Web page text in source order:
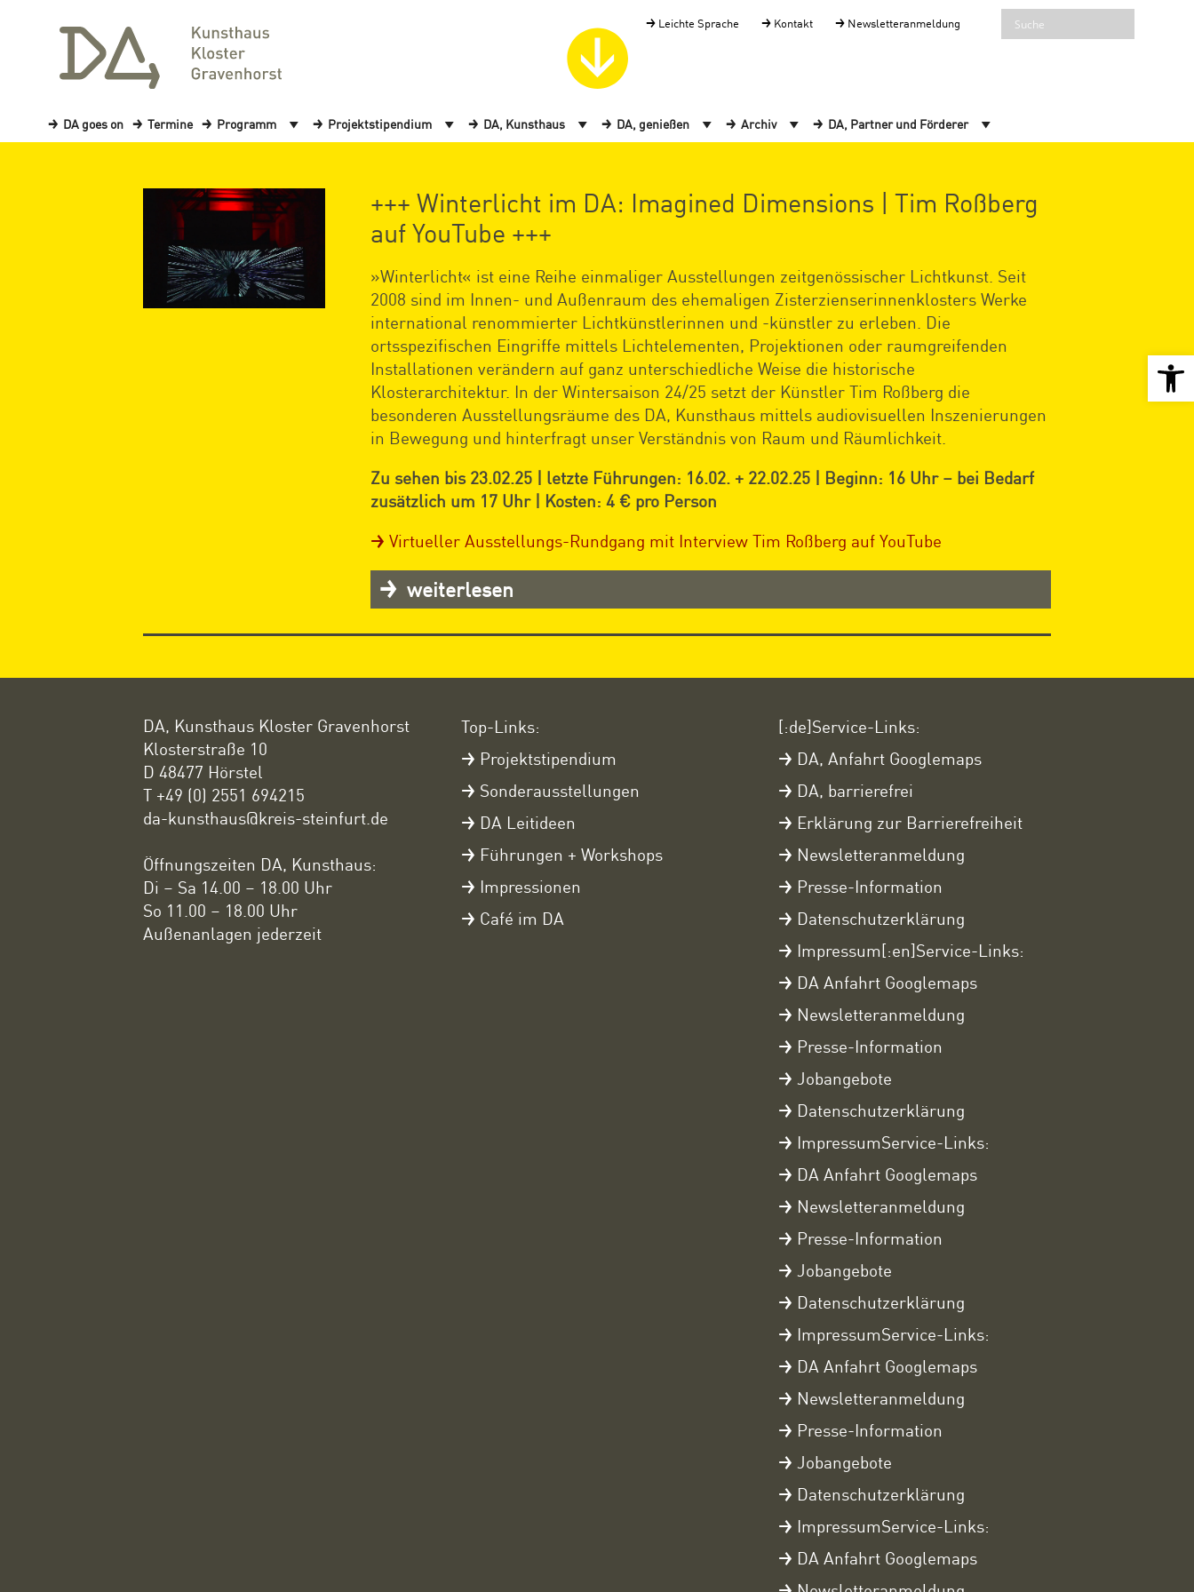
Leichte Sprache Kontakt Newsletteranmeldung
DA goes on Termine Programm Projektstipendium DA, Kunsthaus DA, genießen Archiv DA, Partner und Förderer
+++ Winterlicht im DA: Imagined Dimensions | Tim Roßberg
auf YouTube +++
»Winterlicht« ist eine Reihe einmaliger Ausstellungen zeitgenössischer Lichtkunst. Seit
2008 sind im Innen- und Außenraum des ehemaligen Zisterzienserinnenklosters Werke
international renommierter Lichtkünstlerinnen und -künstler zu erleben. Die
ortsspezifischen Eingriffe mittels Lichtelementen, Projektionen oder raumgreifenden
Installationen verändern auf ganz unterschiedliche Weise die historische
Klosterarchitektur. In der Wintersaison 24/25 setzt der Künstler Tim Roßberg die
besonderen Ausstellungsräume des DA, Kunsthaus mittels audiovisuellen Inszenierungen
in Bewegung und hinterfragt unser Verständnis von Raum und Räumlichkeit.
Zu sehen bis 23.02.25 | letzte Führungen: 16.02. + 22.02.25 | Beginn: 16 Uhr – bei Bedarf
zusätzlich um 17 Uhr | Kosten: 4 € pro Person
Virtueller Ausstellungs-Rundgang mit Interview Tim Roßberg auf YouTube
weiterlesen
DA, Kunsthaus Kloster Gravenhorst
Klosterstraße 10
D 48477 Hörstel
T +49 (0) 2551 694215
da-kunsthaus@kreis-steinfurt.de
Öffnungszeiten DA, Kunsthaus:
Di – Sa 14.00 – 18.00 Uhr
So 11.00 – 18.00 Uhr
Außenanlagen jederzeit
Top-Links:
Projektstipendium
Sonderausstellungen
DA Leitideen
Führungen + Workshops
Impressionen
Café im DA
[:de]Service-Links:
DA, Anfahrt Googlemaps
DA, barrierefrei
Erklärung zur Barrierefreiheit
Newsletteranmeldung
Presse-Information
Datenschutzerklärung
Impressum[:en]Service-Links:
DA Anfahrt Googlemaps
Newsletteranmeldung
Presse-Information
Jobangebote
Datenschutzerklärung
ImpressumService-Links:
DA Anfahrt Googlemaps
Newsletteranmeldung
Presse-Information
Jobangebote
Datenschutzerklärung
ImpressumService-Links:
DA Anfahrt Googlemaps
Newsletteranmeldung
Presse-Information
Jobangebote
Datenschutzerklärung
ImpressumService-Links:
DA Anfahrt Googlemaps